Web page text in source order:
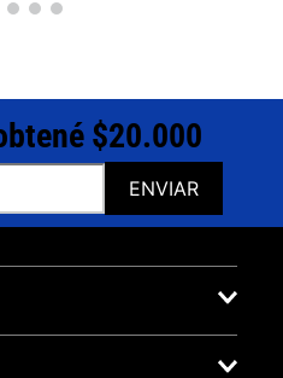
$20.000
ENVIAR